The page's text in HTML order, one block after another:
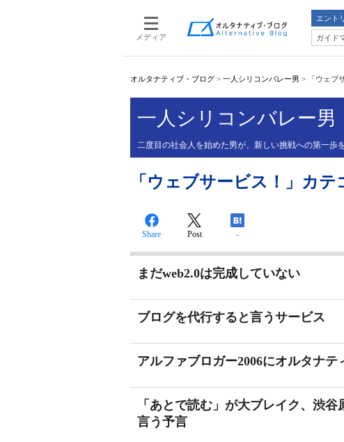
メディア
エント
ガイド
オルタナティブ・ブログ > 一人シリコンバレー男 > 「ウェブ
一人シリコンバレー男
二度目の社会人を始めた男が、新しい挑戦への第一歩
「ウェブサービス！」カテ
Share Post -
まだweb2.0は完成していない
ブログを代行すると言うサービス
アルファブロガー2006にオルタナテ
「あとで読む」が大ブレイク、渋
言う予言